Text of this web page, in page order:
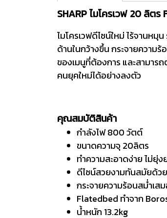
SHARP ไมโครเวฟ 20 ลิต
ไมโครเวฟดีไซน์ใหม่ ไร้จานห
ด้านในกว้างขึ้น กระจายความ
ของเมนูที่ต้องการ และสามาร
คนยุคใหม่ได้อย่างลงตัว
คุณสมบัติสินค้า
กำลังไฟ 800 วัตต์
ขนาดความจุ 20ลิตร
ทำความสะอาดง่าย ไม่ยุ่
ดีไซน์สวยงามทันสมัยด้ว
กระจายความร้อนสม่ำเส
Flatedbed ทำจาก
น้ำหนัก 13.2kg